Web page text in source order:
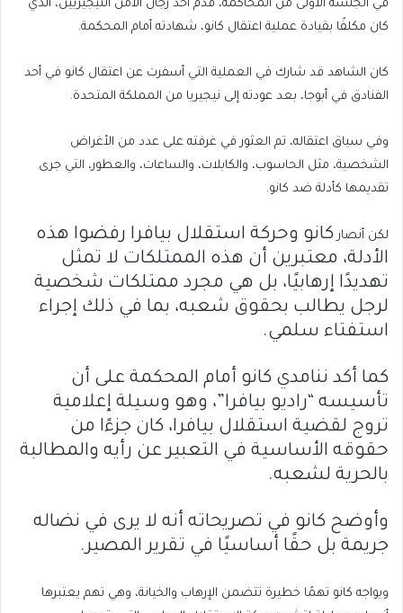
في الجلسة الأولى من المحاكمة، قدّم أحد رجال الأمن النيجيريين، الذي
كان مكلفًا بقيادة عملية اعتقال كانو، شهادته أمام المحكمة.
كان الشاهد قد شارك في العملية التي أسفرت عن اعتقال كانو في أحد
الفنادق في أبوجا، بعد عودته إلى نيجيريا من المملكة المتحدة.
وفي سياق اعتقاله، تم العثور في غرفته على عدد من الأغراض
الشخصية، مثل الحاسوب، والكابلات، والساعات، والعطور، التي جرى
تقديمها كأدلة ضد كانو.
لكن أنصار كانو وحركة استقلال بيافرا رفضوا هذه
الأدلة، معتبرين أن هذه الممتلكات لا تمثل
تهديدًا إرهابيًا، بل هي مجرد ممتلكات شخصية
لرجل يطالب بحقوق شعبه، بما في ذلك إجراء
استفتاء سلمي.
كما أكد ننامدي كانو أمام المحكمة على أن
تأسيسه “راديو بيافرا”، وهو وسيلة إعلامية
تروج لقضية استقلال بيافرا، كان جزءًا من
حقوقه الأساسية في التعبير عن رأيه والمطالبة
بالحرية لشعبه.
وأوضح كانو في تصريحاته أنه لا يرى في نضاله
جريمة بل حقًا أساسيًا في تقرير المصير.
ويواجه كانو تهمًا خطيرة تتضمن الإرهاب والخيانة، وهي تهم يعتبرها